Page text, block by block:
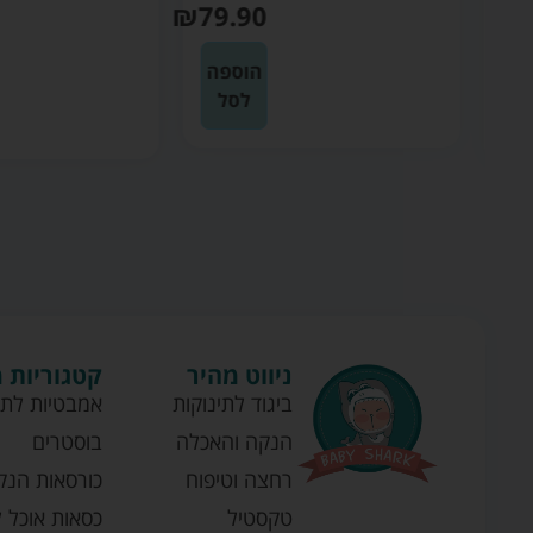
₪79.90
הוספה
לסל
ניווט מהיר
ביגוד לתינוקות
הנקה והאכלה
רחצה וטיפוח
טקסטיל
אמבטיות
בוסטרים
כורסאות
כסאות אוכל